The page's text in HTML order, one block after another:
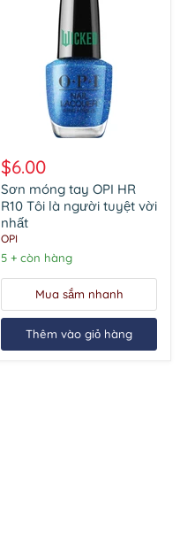
móng
tay
OPI
HR
R10
Tôi
là
người
$6.00
Sơn móng tay OPI HR
R10 Tôi là người tuyệt vời
nhất
OPI
5 + còn hàng
Mua sắm nhanh
Thêm vào giỏ hàng